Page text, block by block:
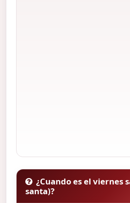
¿Cuando es el viernes
santa)?